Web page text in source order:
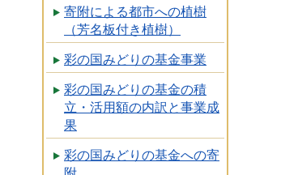
寄附による都市への植樹
（芳名板付き植樹）
彩の国みどりの基金事業
彩の国みどりの基金の積
立・活用額の内訳と事業成
果
彩の国みどりの基金への寄